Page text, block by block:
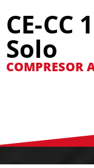
CE-CC
Solo
COMPRESOR